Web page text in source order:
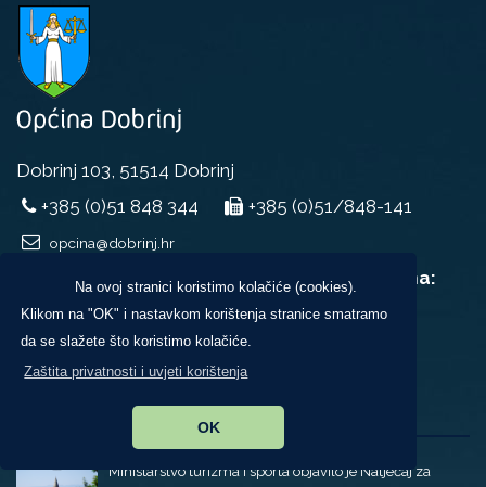
Na ovoj stranici koristimo kolačiće (cookies).
Klikom na "OK" i nastavkom korištenja stranice smatramo
da se slažete što koristimo kolačiće.
Zaštita privatnosti i uvjeti korištenja
OK
Dobrinj 103, 51514 Dobrinj
+385 (0)51 848 344
+385 (0)51/848-141
opcina@dobrinj.hr
Uredovno radno vrijeme za rad sa strankama:
ponedjeljak, srijeda i petak,
u vremenu od 9:00 do 14:00 sati
Ministarstvo turizma i sporta objavilo je Natječaj za